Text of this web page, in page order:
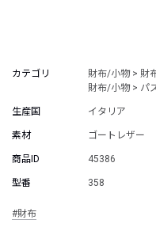
カテゴリ
財布/小物 > 財
財布/小物 > パ
生産国 イタリア
素材 ゴートレザー
商品ID 45386
型番 358
#財布